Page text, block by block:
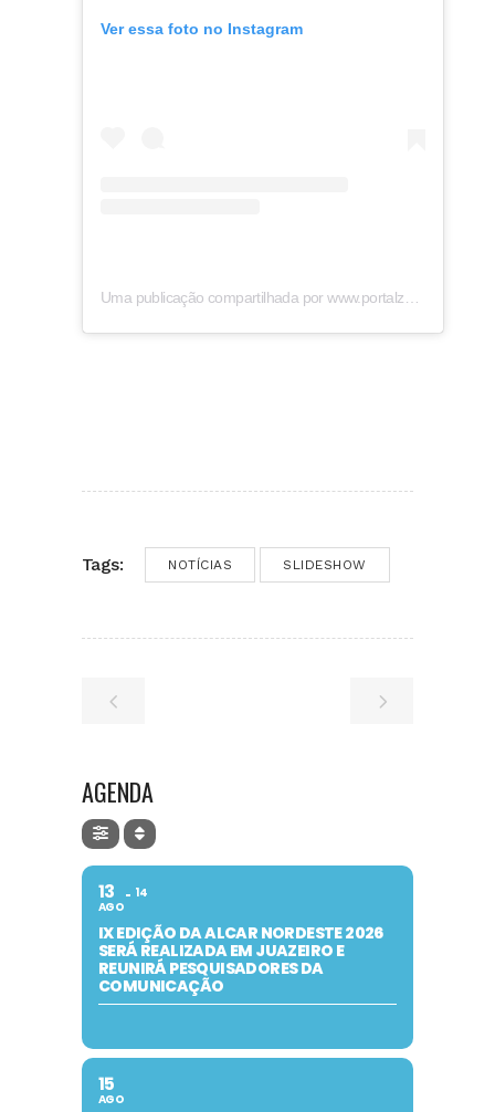
Ver essa foto no Instagram
Tags: NOTÍCIAS SLIDESHOW
AGENDA
13
AGO
14
IX EDIÇÃO DA ALCAR NORDESTE 2026
SERÁ REALIZADA EM JUAZEIRO E
REUNIRÁ PESQUISADORES DA
COMUNICAÇÃO
15
AGO